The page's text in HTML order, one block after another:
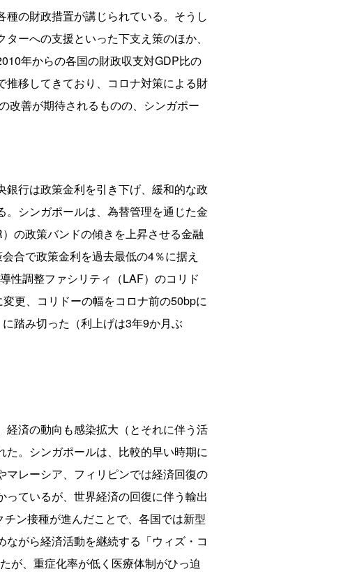
の財政措置が講じられている。そうし
ーへの支援といった下支え策のほか、
年からの各国の財政収支対GDP比の
移してきており、コロナ対策による財
改善が期待されるものの、シンガポー
行は政策金利を引き下げ、緩和的な政
シンガポールは、為替管理を通じた金
の政策バンドの傾きを上昇させる金融
合で政策金利を過去最低の4％に据え
性調整ファシリティ（LAF）のコリド
更、コリドーの幅をコロナ前の50bpに
踏み切った（利上げは3年9か月ぶ
済の動向も感染拡大（とそれに伴う活
。シンガポールは、比較的早い時期に
レーシア、フィリピンでは経済回復の
ているが、世界経済の回復に伴う輸出
ン接種が進んだことで、各国では新型
がら経済活動を継続する「ウィズ・コ
が、重症化率が低く医療体制がひっ迫